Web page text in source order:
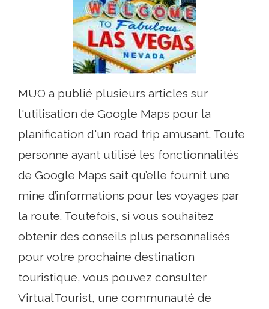
MUO a publié plusieurs articles sur
l'utilisation de Google Maps pour la
planification d'un road trip amusant. Toute
personne ayant utilisé les fonctionnalités
de Google Maps sait qu’elle fournit une
mine d’informations pour les voyages par
la route. Toutefois, si vous souhaitez
obtenir des conseils plus personnalisés
pour votre prochaine destination
touristique, vous pouvez consulter
VirtualTourist, une communauté de